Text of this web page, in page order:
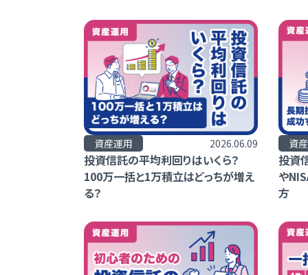
資産運用 2026.06.09
投資信託の平均利回りはいくら？
100万一括と1万積立はどっちが増え
る？
資
投資
や
方